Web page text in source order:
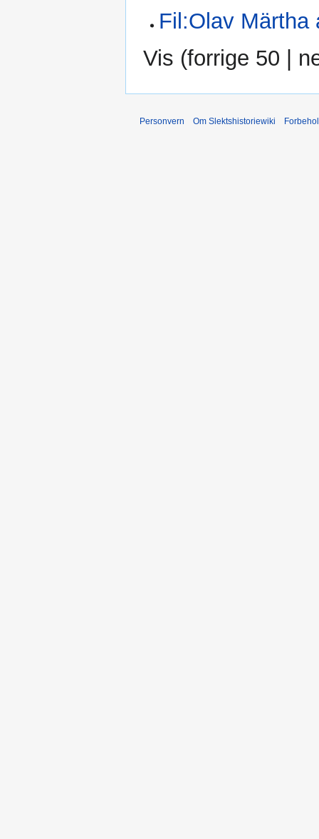
Fil:Olav Märtha
Vis (forrige 50 |
Personvern Om Slektshistoriewiki